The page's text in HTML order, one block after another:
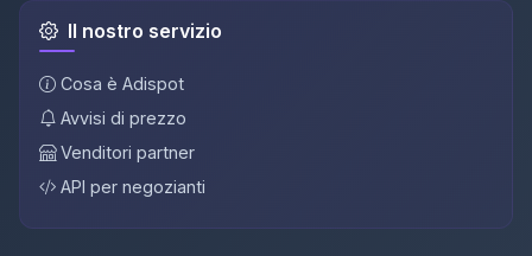
Il nostro servizio
Cosa è Adispot
Avvisi di prezzo
Venditori partner
API per negozianti